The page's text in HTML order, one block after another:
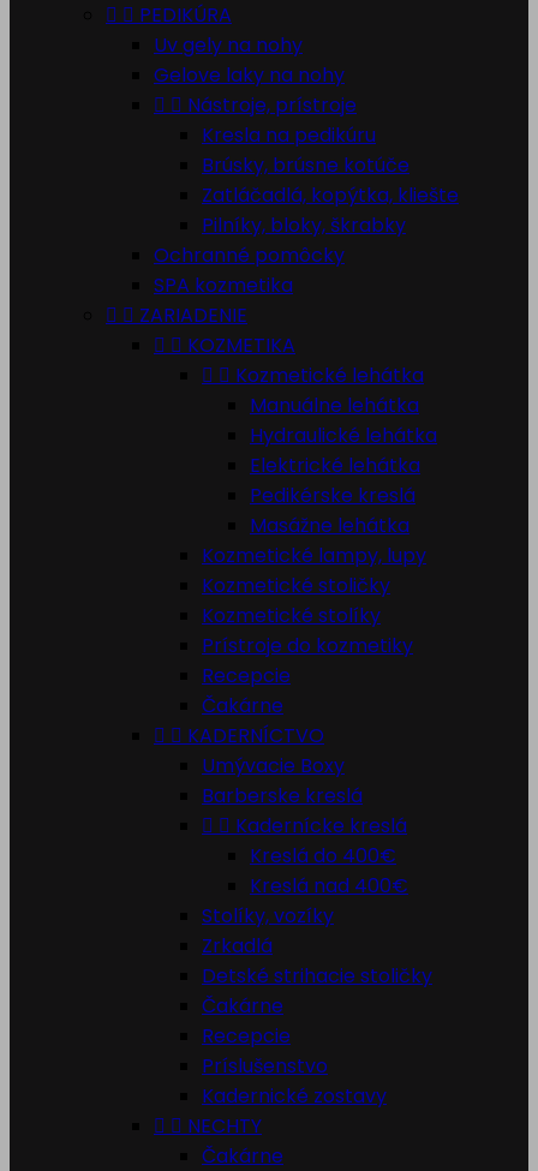
  PEDIKÚRA
Uv gely na nohy
Gelove laky na nohy
  Nástroje, prístroje
Kresla na pedikúru
Brúsky, brúsne kotúče
Zatláčadlá, kopýtka, kliešte
Pilníky, bloky, škrabky
Ochranné pomôcky
SPA kozmetika
  ZARIADENIE
  KOZMETIKA
  Kozmetické lehátka
Manuálne lehátka
Hydraulické lehátka
Elektrické lehátka
Pedikérske kreslá
Masážne lehátka
Kozmetické lampy, lupy
Kozmetické stoličky
Kozmetické stolíky
Prístroje do kozmetiky
Recepcie
Čakárne
  KADERNÍCTVO
Umývacie Boxy
Barberske kreslá
  Kadernícke kreslá
Kreslá do 400€
Kreslá nad 400€
Stolíky, vozíky
Zrkadlá
Detské strihacie stoličky
Čakárne
Recepcie
Príslušenstvo
Kadernické zostavy
  NECHTY
Čakárne